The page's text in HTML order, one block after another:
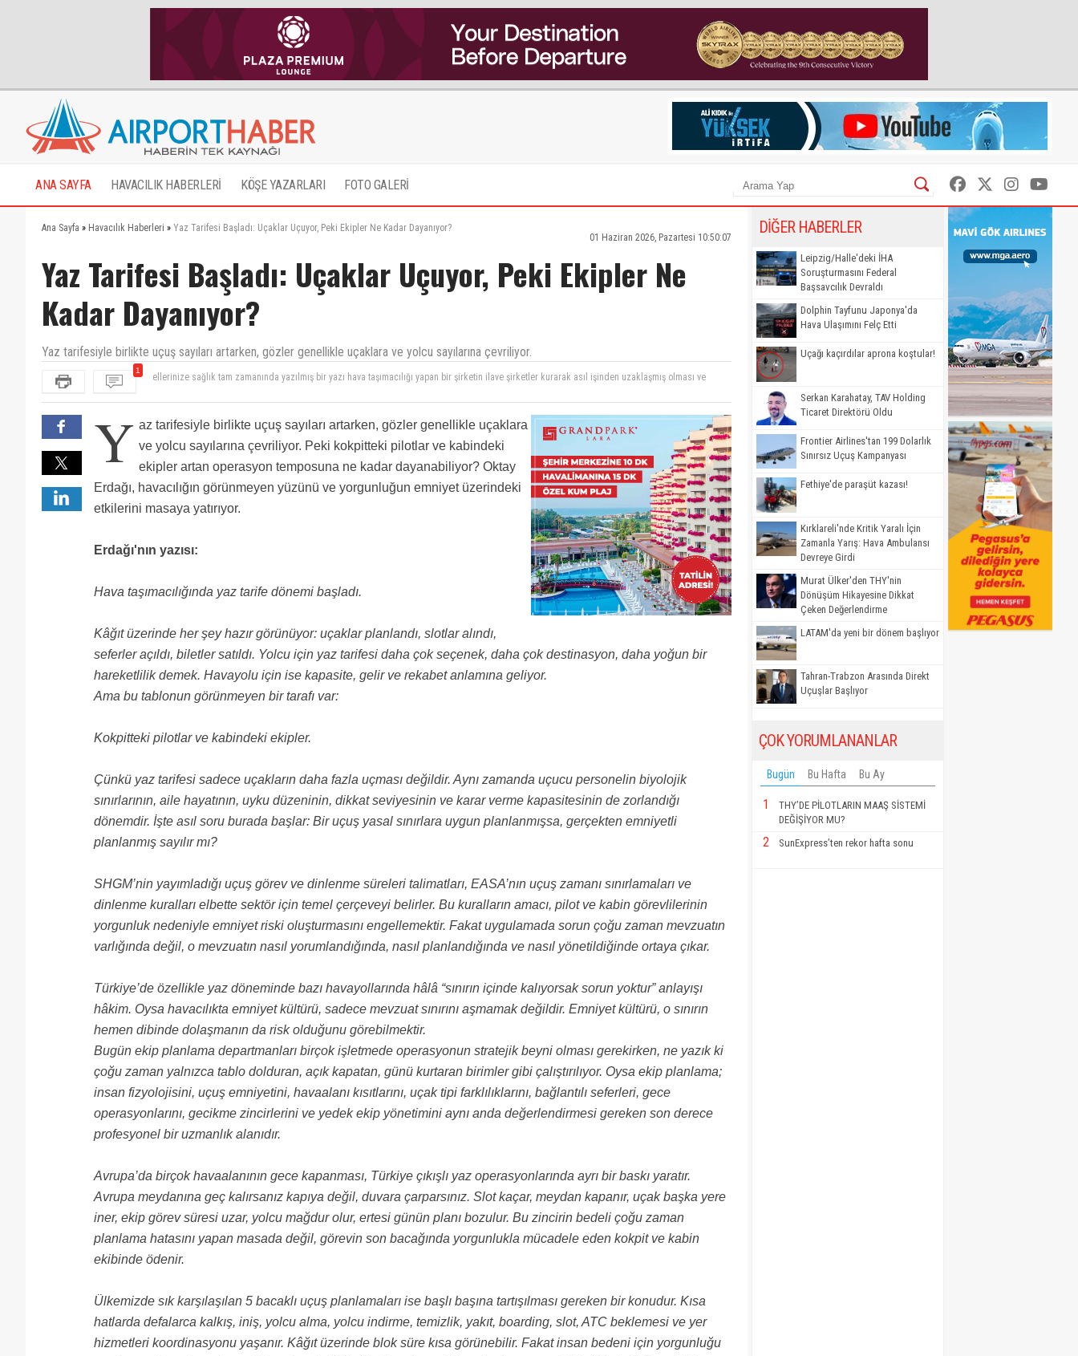
ANA SAYFA HAVACILIK HABERLERİ KÖŞE YAZARLARI FOTO GALERİ
Ana Sayfa » Havacılık Haberleri » Yaz Tarifesi Başladı: Uçaklar Uçuyor, Peki Ekipler Ne Kadar Dayanıyor?
01 Haziran 2026, Pazartesi 10:50:07
Yaz Tarifesi Başladı: Uçaklar Uçuyor, Peki Ekipler Ne
Kadar Dayanıyor?
Yaz tarifesiyle birlikte uçuş sayıları artarken, gözler genellikle uçaklara ve yolcu sayılarına çevriliyor.
1
ellerinize sağlık tam zamanında yazılmış bir yazı hava taşımacılığı yapan bir şirketin ilave şirketler kurarak asıl işinden uzaklaşmış olması ve
uygulama kıstaslarını siz belirlersiniz çalışanın hakkını sendika korur kol saati dağıtmakla çalışanın saatini düzenleyemezssiniz gönlğnğde
alamazsınız sözleşmeden önce çalışanlarından öneri bile istemeyen sendika
Y az tarifesiyle birlikte uçuş sayıları artarken, gözler genellikle uçaklara
ve yolcu sayılarına çevriliyor. Peki kokpitteki pilotlar ve kabindeki
ekipler artan operasyon temposuna ne kadar dayanabiliyor? Oktay
Erdağı, havacılığın görünmeyen yüzünü ve yorgunluğun emniyet üzerindeki
etkilerini masaya yatırıyor.
Erdağı'nın yazısı:
Hava taşımacılığında yaz tarife dönemi başladı.
Kâğıt üzerinde her şey hazır görünüyor: uçaklar planlandı, slotlar alındı,
seferler açıldı, biletler satıldı. Yolcu için yaz tarifesi daha çok seçenek, daha çok destinasyon, daha yoğun bir
hareketlilik demek. Havayolu için ise kapasite, gelir ve rekabet anlamına geliyor.
Ama bu tablonun görünmeyen bir tarafı var:
Kokpitteki pilotlar ve kabindeki ekipler.
Çünkü yaz tarifesi sadece uçakların daha fazla uçması değildir. Aynı zamanda uçucu personelin biyolojik
sınırlarının, aile hayatının, uyku düzeninin, dikkat seviyesinin ve karar verme kapasitesinin de zorlandığı
dönemdir. İşte asıl soru burada başlar: Bir uçuş yasal sınırlara uygun planlanmışsa, gerçekten emniyetli
planlanmış sayılır mı?
SHGM’nin yayımladığı uçuş görev ve dinlenme süreleri talimatları, EASA’nın uçuş zamanı sınırlamaları ve
dinlenme kuralları elbette sektör için temel çerçeveyi belirler. Bu kuralların amacı, pilot ve kabin görevlilerinin
yorgunluk nedeniyle emniyet riski oluşturmasını engellemektir. Fakat uygulamada sorun çoğu zaman mevzuatın
varlığında değil, o mevzuatın nasıl yorumlandığında, nasıl planlandığında ve nasıl yönetildiğinde ortaya çıkar.
Türkiye’de özellikle yaz döneminde bazı havayollarında hâlâ “sınırın içinde kalıyorsak sorun yoktur” anlayışı
hâkim. Oysa havacılıkta emniyet kültürü, sadece mevzuat sınırını aşmamak değildir. Emniyet kültürü, o sınırın
hemen dibinde dolaşmanın da risk olduğunu görebilmektir.
Bugün ekip planlama departmanları birçok işletmede operasyonun stratejik beyni olması gerekirken, ne yazık ki
çoğu zaman yalnızca tablo dolduran, açık kapatan, günü kurtaran birimler gibi çalıştırılıyor. Oysa ekip planlama;
insan fizyolojisini, uçuş emniyetini, havaalanı kısıtlarını, uçak tipi farklılıklarını, bağlantılı seferleri, gece
operasyonlarını, gecikme zincirlerini ve yedek ekip yönetimini aynı anda değerlendirmesi gereken son derece
profesyonel bir uzmanlık alanıdır.
Avrupa’da birçok havaalanının gece kapanması, Türkiye çıkışlı yaz operasyonlarında ayrı bir baskı yaratır.
Avrupa meydanına geç kalırsanız kapıya değil, duvara çarparsınız. Slot kaçar, meydan kapanır, uçak başka yere
iner, ekip görev süresi uzar, yolcu mağdur olur, ertesi günün planı bozulur. Bu zincirin bedeli çoğu zaman
planlama hatasını yapan masada değil, görevin son bacağında yorgunlukla mücadele eden kokpit ve kabin
ekibinde ödenir.
Ülkemizde sık karşılaşılan 5 bacaklı uçuş planlamaları ise başlı başına tartışılması gereken bir konudur. Kısa
hatlarda defalarca kalkış, iniş, yolcu alma, yolcu indirme, temizlik, yakıt, boarding, slot, ATC beklemesi ve yer
hizmetleri koordinasyonu yaşanır. Kâğıt üzerinde blok süre kısa görünebilir. Fakat insan bedeni için yorgunluğu
DİĞER HABERLER
Leipzig/Halle'deki İHA
Soruşturmasını Federal
Başsavcılık Devraldı
Dolphin Tayfunu Japonya'da
Hava Ulaşımını Felç Etti
Uçağı kaçırdılar aprona koştular!
Serkan Karahatay, TAV Holding
Ticaret Direktörü Oldu
Frontier Airlines'tan 199 Dolarlık
Sınırsız Uçuş Kampanyası
Fethiye'de paraşüt kazası!
Kırklareli'nde Kritik Yaralı İçin
Zamanla Yarış: Hava Ambulansı
Devreye Girdi
Murat Ülker'den THY'nin
Dönüşüm Hikayesine Dikkat
Çeken Değerlendirme
LATAM'da yeni bir dönem başlıyor
Tahran-Trabzon Arasında Direkt
Uçuşlar Başlıyor
ÇOK YORUMLANANLAR
Bugün Bu Hafta Bu Ay
1
THY’DE PİLOTLARIN MAAŞ SİSTEMİ
DEĞİŞİYOR MU?
2 SunExpress’ten rekor hafta sonu